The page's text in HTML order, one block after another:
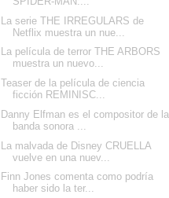
La serie THE IRREGULARS de
Netflix muestra un nue...
La película de terror THE ARBORS
muestra un nuevo...
Teaser de la película de ciencia
ficción REMINISC...
Danny Elfman es el compositor de la
banda sonora ...
La malvada de Disney CRUELLA
vuelve en una nuev...
Finn Jones comenta como podría
haber sido la ter...